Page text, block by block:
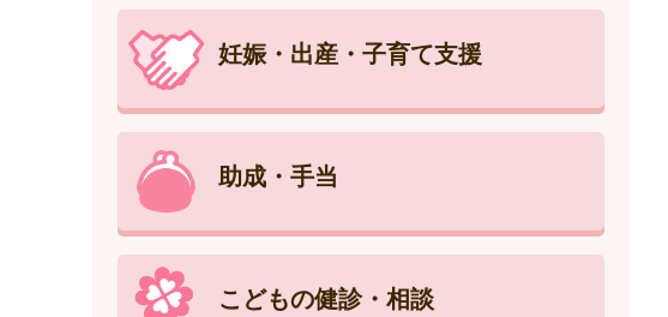
妊娠・出産・子育て支援
助成・手当
こどもの健診・相談